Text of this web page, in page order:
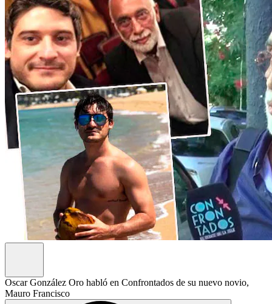
Oscar González Oro habló en Confrontados de su nuevo novio,
Mauro Francisco